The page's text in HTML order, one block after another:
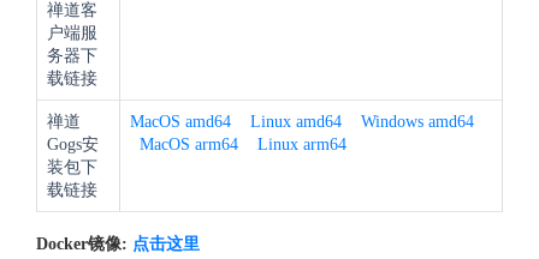
禅道客
户端服
务器下
载链接
禅道
Gogs安
装包下
载链接
MacOS amd64 Linux amd64
Windows amd64
MacOS arm64
Linux arm64
Docker镜像: 点击这里